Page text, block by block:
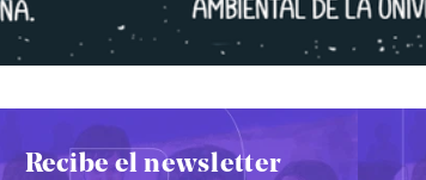
Recibe el newsletter